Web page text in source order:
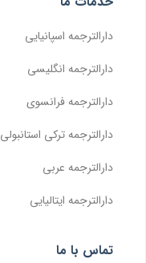
دارالترجمه اسپانیایی
دارالترجمه انگلیسی
دارالترجمه فرانسوی
دارالترجمه ترکی استانبولی
دارالترجمه عربی
دارالترجمه ایتالیایی
تماس با ما